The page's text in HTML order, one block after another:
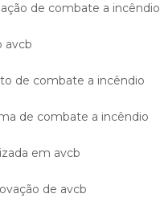
de combate a incêndio
avcb
de combate a incêndio
de combate a incêndio
em avcb
de avcb